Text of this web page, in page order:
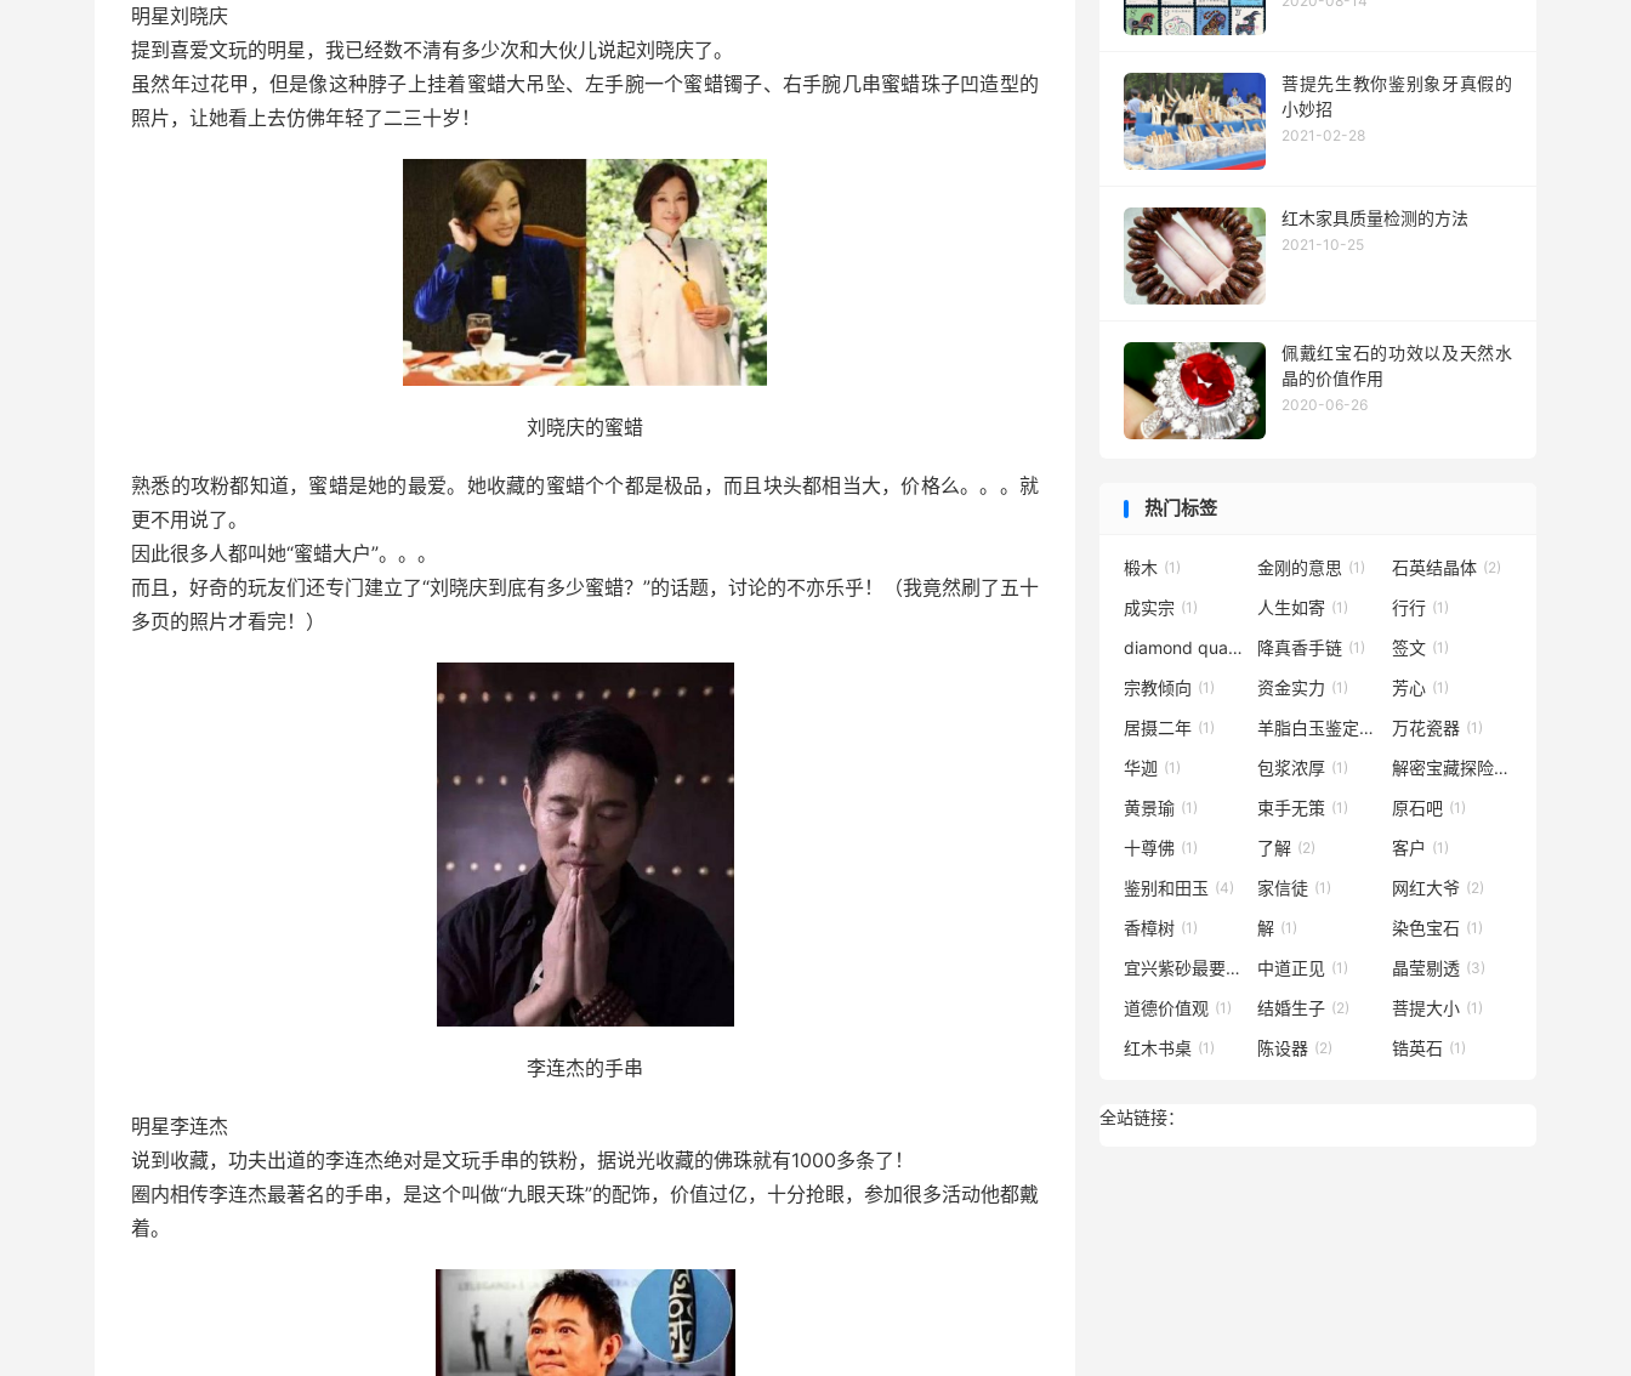
明星刘晓庆
提到喜爱文玩的明星，我已经数不清有多少次和大伙儿说起刘晓庆了。
虽然年过花甲，但是像这种脖子上挂着蜜蜡大吊坠、左手腕一个蜜蜡镯子、右手腕几串蜜蜡珠子凹造型的
照片，让她看上去仿佛年轻了二三十岁！
刘晓庆的蜜蜡
熟悉的攻粉都知道，蜜蜡是她的最爱。她收藏的蜜蜡个个都是极品，而且块头都相当大，价格么。。。就
更不用说了。
因此很多人都叫她“蜜蜡大户”。。。
而且，好奇的玩友们还专门建立了“刘晓庆到底有多少蜜蜡？”的话题，讨论的不亦乐乎！（我竟然刷了五十
多页的照片才看完！）
李连杰的手串
明星李连杰
说到收藏，功夫出道的李连杰绝对是文玩手串的铁粉，据说光收藏的佛珠就有1000多条了！
圈内相传李连杰最著名的手串，是这个叫做“九眼天珠”的配饰，价值过亿，十分抢眼，参加很多活动他都戴
着。
菩提先生教你鉴别象牙真假的
小妙招
2021-02-28
红木家具质量检测的方法
2021-10-25
佩戴红宝石的功效以及天然水
晶的价值作用
2020-06-26
热门标签
椴木 (1) 金刚的意思 (1) 石英结晶体 (2)
成实宗 (1) 人生如寄 (1) 行行 (1)
diamond quality report (1)
降真香手链 (1) 签文 (1)
宗教倾向 (1) 资金实力 (1) 芳心 (1)
居摄二年 (1) 羊脂白玉鉴定
(1) 万花瓷器 (1)
华迦 (1) 包浆浓厚 (1) 解密宝藏探险
(1)
黄景瑜 (1) 束手无策 (1) 原石吧 (1)
十尊佛 (1) 了解 (2) 客户 (1)
鉴别和田玉 (4) 家信徒 (1) 网红大爷 (2)
香樟树 (1) 解 (1) 染色宝石 (1)
宜兴紫砂最要得 (1)
中道正见 (1) 晶莹剔透 (3)
道德价值观 (1) 结婚生子 (2) 菩提大小 (1)
红木书桌 (1) 陈设器 (2) 锆英石 (1)
全站链接：